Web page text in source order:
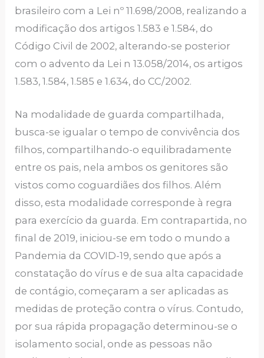
brasileiro com a Lei nº 11.698/2008, realizando a
modificação dos artigos 1.583 e 1.584, do
Código Civil de 2002, alterando-se posterior
com o advento da Lei n 13.058/2014, os artigos
1.583, 1.584, 1.585 e 1.634, do CC/2002.
Na modalidade de guarda compartilhada,
busca-se igualar o tempo de convivência dos
filhos, compartilhando-o equilibradamente
entre os pais, nela ambos os genitores são
vistos como coguardiães dos filhos. Além
disso, esta modalidade corresponde à regra
para exercício da guarda. Em contrapartida, no
final de 2019, iniciou-se em todo o mundo a
Pandemia da COVID-19, sendo que após a
constatação do vírus e de sua alta capacidade
de contágio, começaram a ser aplicadas as
medidas de proteção contra o vírus. Contudo,
por sua rápida propagação determinou-se o
isolamento social, onde as pessoas não